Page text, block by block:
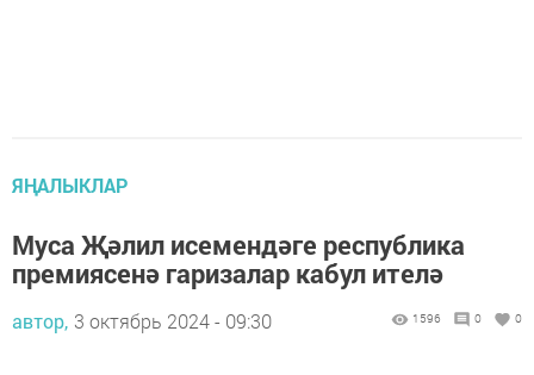
ЯҢАЛЫКЛАР
Муса Җәлил исемендәге республика
премиясенә гаризалар кабул ителә
автор, 3 октябрь 2024 - 09:30 1596 0 0